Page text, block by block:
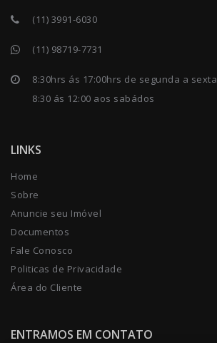
(11) 3991-6030
(11) 98719-7731
8:30hrs ás 17:00hrs de segunda a sexta
8:30 ás 12:00 aos sabádos
LINKS
Home
Sobre
Anuncie seu Imóvel
Documentos
Fale Conosco
Politicas de Privacidade
Área do Cliente
ENTRAMOS EM CONTATO